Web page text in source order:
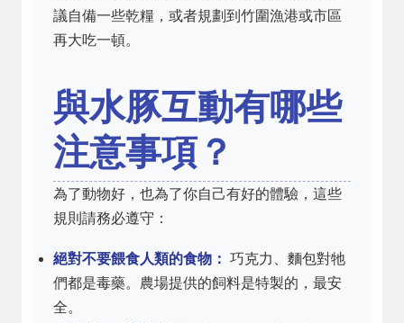
議自備一些乾糧，或者規劃到竹圍漁港或市區
再大吃一頓。
與水豚互動有哪些
注意事項？
為了動物好，也為了你自己有好的體驗，這些
規則請務必遵守：
絕對不要餵食人類的食物： 巧克力、麵包對牠
們都是毒藥。農場提供的飼料是特製的，最安
全。